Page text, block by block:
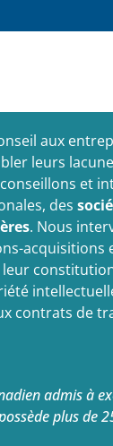
aux
leurs
et
des
. Nous
acquisitions
contrats de
admis à
plus de